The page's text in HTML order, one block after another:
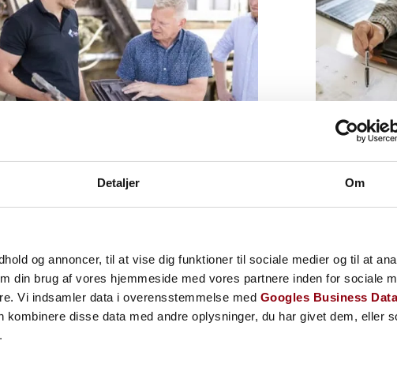
Detaljer Om
og annoncer, til at vise dig funktioner til sociale medier og til at
din brug af vores hjemmeside med vores partnere inden for sociale
Vi indsamler data i overensstemmelse med Googles Business Data
kombinere disse data med andre oplysninger, du har givet dem, eller
hele byggeprocessen
2026
Derfor bør I
april 21, 2026